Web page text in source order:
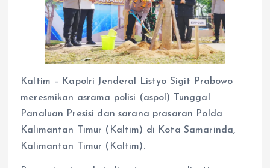
Kaltim – Kapolri Jenderal Listyo Sigit Prabowo
meresmikan asrama polisi (aspol) Tunggal
Panaluan Presisi dan sarana prasaran Polda
Kalimantan Timur (Kaltim) di Kota Samarinda,
Kalimantan Timur (Kaltim).